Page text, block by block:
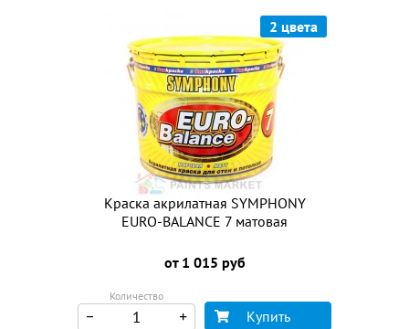
2 цвета
Краска акрилатная SYMPHONY
EURO-BALANCE 7 матовая
от 1 015 руб
Количество
Купить